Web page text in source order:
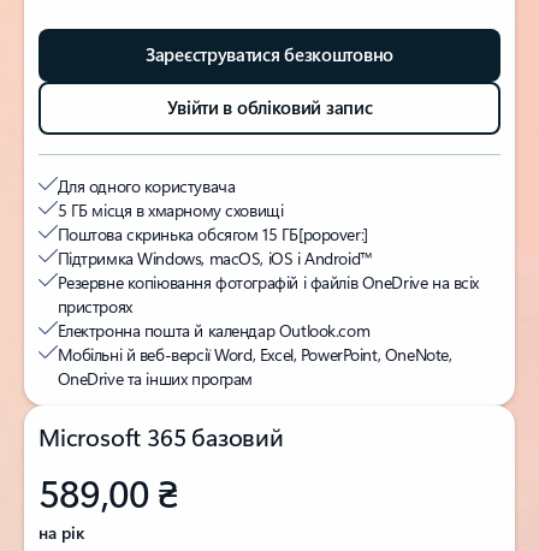
Зареєструватися безкоштовно
Увійти в обліковий запис
Для одного користувача
5 ГБ місця в хмарному сховищі
Поштова скринька обсягом 15 ГБ[popover:]
Підтримка Windows, macOS, iOS і Android™
Резервне копіювання фотографій і файлів OneDrive на всіх
пристроях
Електронна пошта й календар Outlook.com
Мобільні й веб-версії Word, Excel, PowerPoint, OneNote,
OneDrive та інших програм
Microsoft 365 базовий
589,00 ₴
на рік